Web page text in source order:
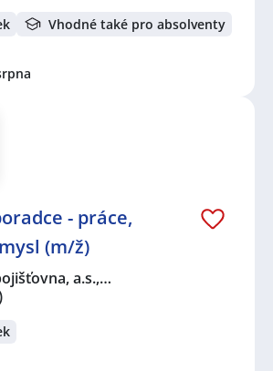
Vhodné také pro absolventy
- práce,
(m/ž)
a.s.,…